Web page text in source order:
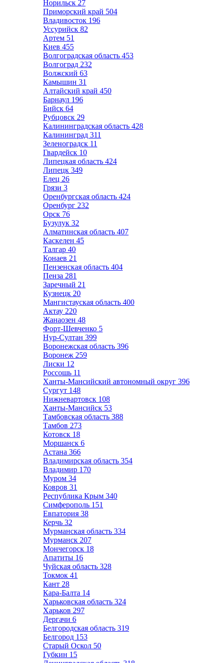
Норильск 27
Приморский край 504
Владивосток 196
Уссурийск 82
Артем 51
Киев 455
Волгоградская область 453
Волгоград 232
Волжский 63
Камышин 31
Алтайский край 450
Барнаул 196
Бийск 64
Рубцовск 29
Калининградская область 428
Калининград 311
Зеленоградск 11
Гвардейск 10
Липецкая область 424
Липецк 349
Елец 26
Грязи 3
Оренбургская область 424
Оренбург 232
Орск 76
Бузулук 32
Алматинская область 407
Каскелен 45
Талгар 40
Конаев 21
Пензенская область 404
Пенза 281
Заречный 21
Кузнецк 20
Мангистауская область 400
Актау 220
Жанаозен 48
Форт-Шевченко 5
Нур-Султан 399
Воронежская область 396
Воронеж 259
Лиски 12
Россошь 11
Ханты-Мансийский автономный округ 396
Сургут 148
Нижневартовск 108
Ханты-Мансийск 53
Тамбовская область 388
Тамбов 273
Котовск 18
Моршанск 6
Астана 366
Владимирская область 354
Владимир 170
Муром 34
Ковров 31
Республика Крым 340
Симферополь 151
Евпатория 38
Керчь 32
Мурманская область 334
Мурманск 207
Мончегорск 18
Апатиты 16
Чуйская область 328
Токмок 41
Кант 28
Кара-Балта 14
Харьковская область 324
Харьков 297
Дергачи 6
Белгородская область 319
Белгород 153
Старый Оскол 50
Губкин 15